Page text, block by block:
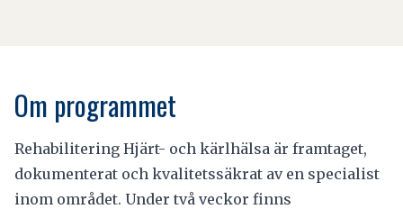
Om programmet
Rehabilitering Hjärt- och kärlhälsa är framtaget,
dokumenterat och kvalitetssäkrat av en specialist
inom området. Under två veckor finns